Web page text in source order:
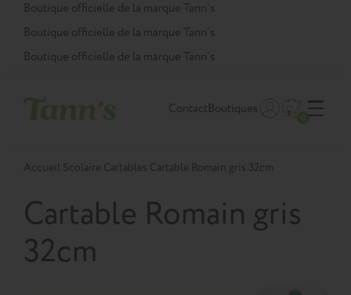
Panneau de gestion des cookies
Boutique officielle de la marque Tann’s
Boutique officielle de la marque Tann’s
Boutique officielle de la marque Tann’s
ContactBoutiques
Accueil Scolaire Cartables Cartable Romain gris 32cm
Cartable Romain gris
32cm